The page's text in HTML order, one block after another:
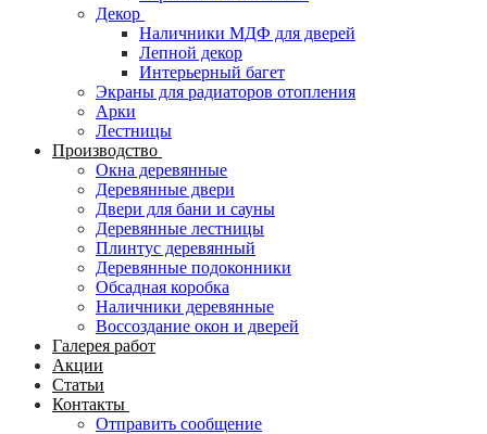
Декор
Наличники МДФ для дверей
Лепной декор
Интерьерный багет
Экраны для радиаторов отопления
Арки
Лестницы
Производство
Окна деревянные
Деревянные двери
Двери для бани и сауны
Деревянные лестницы
Плинтус деревянный
Деревянные подоконники
Обсадная коробка
Наличники деревянные
Воссоздание окон и дверей
Галерея работ
Акции
Статьи
Контакты
Отправить сообщение